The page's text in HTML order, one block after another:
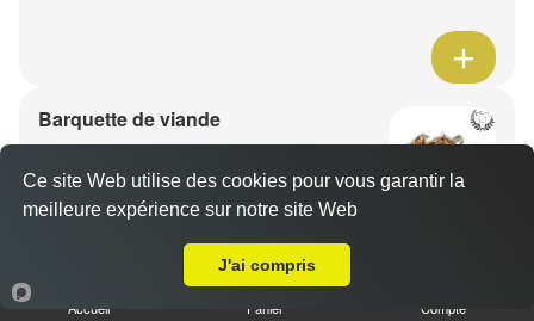
Barquette de viande
7.50 €
1 viande au choix
Accueil Panier Compte
Ce site Web utilise des cookies pour vous garantir la
meilleure expérience sur notre site Web
J'ai compris